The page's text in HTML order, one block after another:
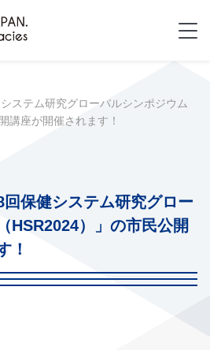
ステム研究グローバルシンポジウム
講座が開催されます！
回保健システム研究グロー
HSR2024）」の市民公開
！